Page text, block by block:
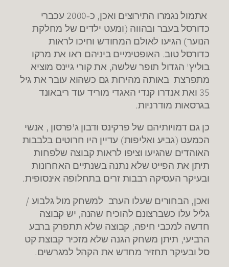
אתמול נגמרו התירוצים ואכן, כ-2000 עכברי
כדורסל בעבר ובהווה (ומעט ילדים של מחלקת
הנוער) הגיעו לאולם המחודש וחיכו לראות
כדורסל טוב. האופטימיים ביניהם ראו את מרקו
בוליץ' הגדול תופר שלשה, את קורי גיינס מוציא
מתפרצת באותה מהירות גם כשהוא עובר את גיל
35 ואת אנדרו קנדי האגדי מוריד עוד ריבאונד
בגרסאות מודרניות.
כן גם דמויותיהם של פרקינס ודבון ג'פרסון , אנשי
הכמעט (גביע ואליפות) עדיין היו חרוטים בלבבות
האוהדים שהגיעו וציפו לראות קבוצה שלפחות
תיתן את הפייט שלא נתנה בשנתיים האחרונות
ובעיקר העסיקה רבבות זרים בתחלופה אינסופית.
ואכן, הבחורים שעלו הערב למשחק מול גלבוע /
גליל עלו כשברצונם להוכיח שהנה, יש קבוצה
חדשה למכבי חיפה, קבוצה שלא תתפרק ברבע
הרביעי, תיתן משחק הגנה שלא מזכיר קבוצת קט
סל ובעיקר תחזיר מחדש את הקהל למגרשים.